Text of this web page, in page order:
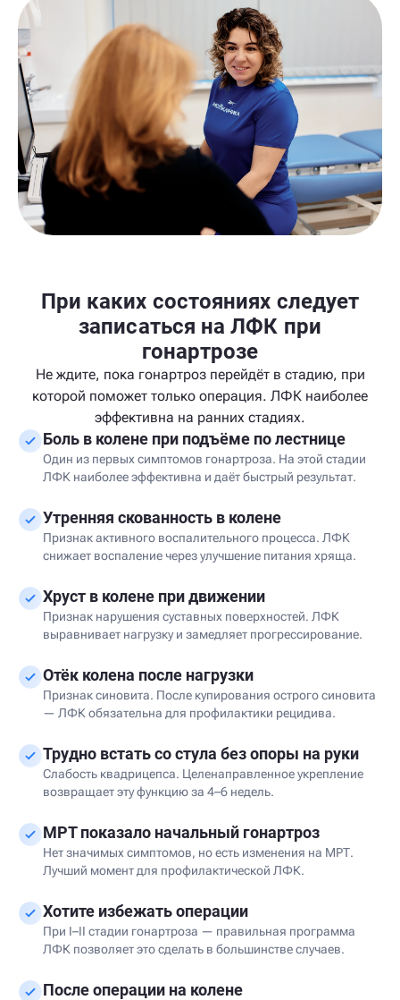
При каких состояниях следует
записаться на ЛФК при
гонартрозе
Не ждите, пока гонартроз перейдёт в стадию, при
которой поможет только операция. ЛФК наиболее
эффективна на ранних стадиях.
Боль в колене при подъёме по лестнице
Один из первых симптомов гонартроза. На этой стадии
ЛФК наиболее эффективна и даёт быстрый результат.
Утренняя скованность в колене
Признак активного воспалительного процесса. ЛФК
снижает воспаление через улучшение питания хряща.
Хруст в колене при движении
Признак нарушения суставных поверхностей. ЛФК
выравнивает нагрузку и замедляет прогрессирование.
Отёк колена после нагрузки
Признак синовита. После купирования острого синовита
— ЛФК обязательна для профилактики рецидива.
Трудно встать со стула без опоры на руки
Слабость квадрицепса. Целенаправленное укрепление
возвращает эту функцию за 4–6 недель.
МРТ показало начальный гонартроз
Нет значимых симптомов, но есть изменения на МРТ.
Лучший момент для профилактической ЛФК.
Хотите избежать операции
При I–II стадии гонартроза — правильная программа
ЛФК позволяет это сделать в большинстве случаев.
После операции на колене